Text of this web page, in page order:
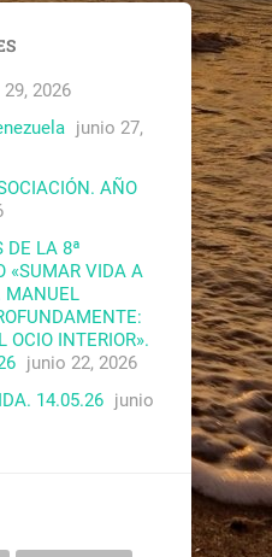
2026
junio 27,
AÑO
DE LA 8ª
«SUMAR VIDA A
MANUEL
OCIO INTERIOR».
junio 22, 2026
14.05.26 junio